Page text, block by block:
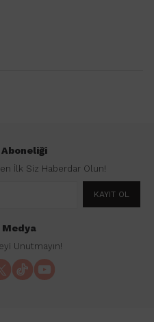
İlk Siz Haberdar Olun!
KAYIT OL
Medya
Unutmayın!